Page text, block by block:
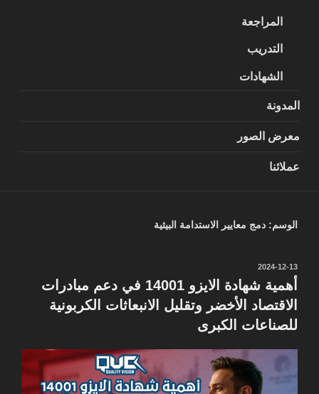
المراجعة
التدريب
الشهادات
المدونة
معرض الصور
عملائنا
الوسم: دمج معايير الاستدامة البيئية
نُشر
في
2024-12-13
أهمية شهادة الايزو 14001 في دعم مبادرات
الاقتصاد الأخضر وتقليل الانبعاثات الكربونية
للصناعات الكبرى